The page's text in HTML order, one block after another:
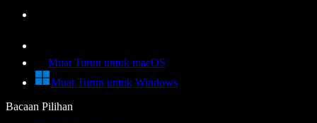
Muat Turun untuk macOS
Muat Turun untuk Windows
Bacaan Pilihan